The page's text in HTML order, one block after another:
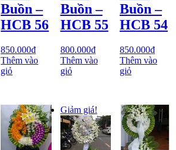
Buồn –
HCB 56
850.000₫
Thêm vào
giỏ
Buồn –
HCB 55
800.000₫
Thêm vào
giỏ
Buồn –
HCB 54
850.000₫
Thêm vào
giỏ
Giảm giá!